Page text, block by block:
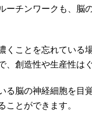
チンワークも、脳
くことを忘れている
創造性や生産性は
脳の神経細胞を目
とができます。